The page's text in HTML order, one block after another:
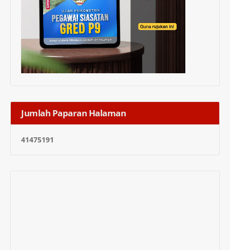
Jumlah Paparan Halaman
41475191